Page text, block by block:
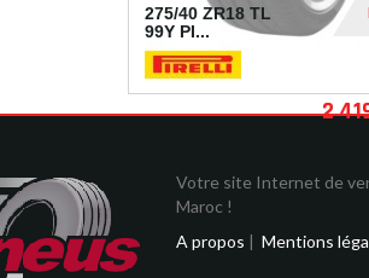
275/40 ZR18 TL
99Y PI...
2
Votre site Internet de
Maroc !
A propos | Mentions